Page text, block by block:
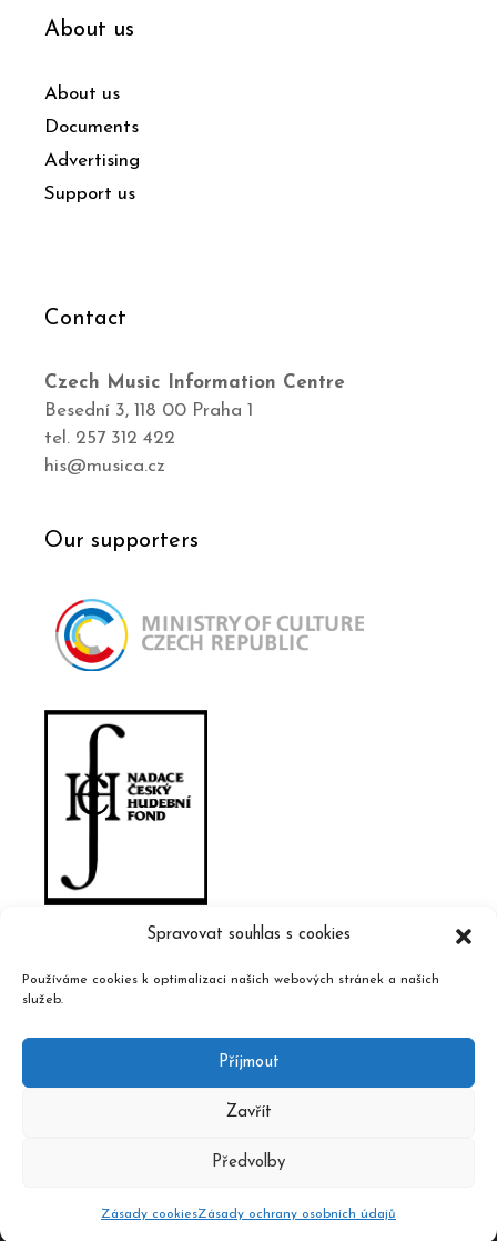
Spravovat souhlas s cookies
Používáme cookies k optimalizaci našich webových stránek a našich
služeb.
Příjmout
Zavřít
Předvolby
Zásady cookiesZásady ochrany osobních údajů
About us
About us
Documents
Advertising
Support us
Contact
Czech Music Information Centre
Besední 3, 118 00 Praha 1
tel. 257 312 422
his@musica.cz
Our supporters
Atelier Dokument